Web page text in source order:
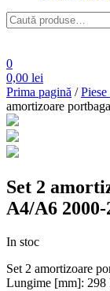
Caută
după:
0
0,00 lei
Prima pagină /
amortizoare
Set 2
A4/A6 2000-
In stoc
Set 2 amortizoare
Lungime [mm]: 298